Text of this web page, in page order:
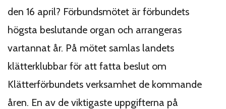
den 16 april? Förbundsmötet är förbundets
högsta beslutande organ och arrangeras
vartannat år. På mötet samlas landets
klätterklubbar för att fatta beslut om
Klätterförbundets verksamhet de kommande
åren. En av de viktigaste uppgifterna på